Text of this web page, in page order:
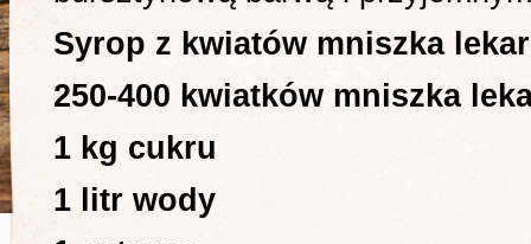
Syrop z kwiatów mniszka
250-400 kwiatków mniszka
1 kg cukru
1 litr wody